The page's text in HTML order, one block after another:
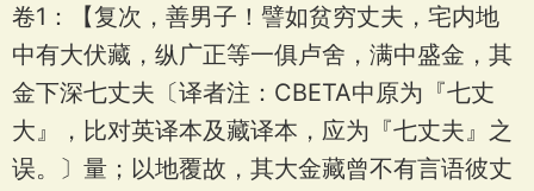
卷1：【复次，善男子！譬如贫穷丈夫，宅内地
中有大伏藏，纵广正等一俱卢舍，满中盛金，其
金下深七丈夫〔译者注：CBETA中原为『七丈
大』，比对英译本及藏译本，应为『七丈夫』之
误。〕量；以地覆故，其大金藏曾不有言语彼丈